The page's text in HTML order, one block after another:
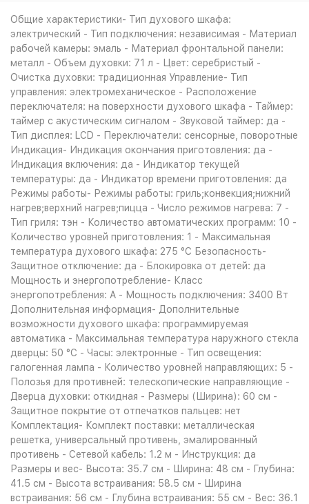
Общие характеристики- Тип духового шкафа:
электрический - Тип подключения: независимая - Материал
рабочей камеры: эмаль - Материал фронтальной панели:
металл - Объем духовки: 71 л - Цвет: серебристый -
Очистка духовки: традиционная Управление- Тип
управления: электромеханическое - Расположение
переключателя: на поверхности духового шкафа - Таймер:
таймер с акустическим сигналом - Звуковой таймер: да -
Тип дисплея: LCD - Переключатели: сенсорные, поворотные
Индикация- Индикация окончания приготовления: да -
Индикация включения: да - Индикатор текущей
температуры: да - Индикатор времени приготовления: да
Режимы работы- Режимы работы: гриль;конвекция;нижний
нагрев;верхний нагрев;пицца - Число режимов нагрева: 7 -
Тип гриля: тэн - Количество автоматических программ: 10 -
Количество уровней приготовления: 1 - Максимальная
температура духового шкафа: 275 °С Безопасность-
Защитное отключение: да - Блокировка от детей: да
Мощность и энергопотребление- Класс
энергопотребления: A - Мощность подключения: 3400 Вт
Дополнительная информация- Дополнительные
возможности духового шкафа: программируемая
автоматика - Максимальная температура наружного стекла
дверцы: 50 °C - Часы: электронные - Тип освещения:
галогенная лампа - Количество уровней направляющих: 5 -
Полозья для противней: телескопические направляющие -
Дверца духовки: откидная - Размеры (Ширина): 60 см -
Защитное покрытие от отпечатков пальцев: нет
Комплектация- Комплект поставки: металлическая
решетка, универсальный противень, эмалированный
противень - Сетевой кабель: 1.2 м - Инструкция: да
Размеры и вес- Высота: 35.7 см - Ширина: 48 см - Глубина:
41.5 см - Высота встраивания: 58.5 см - Ширина
встраивания: 56 см - Глубина встраивания: 55 см - Вес: 36.1